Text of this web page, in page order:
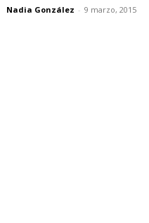
Nadia González - 9 marzo, 2015